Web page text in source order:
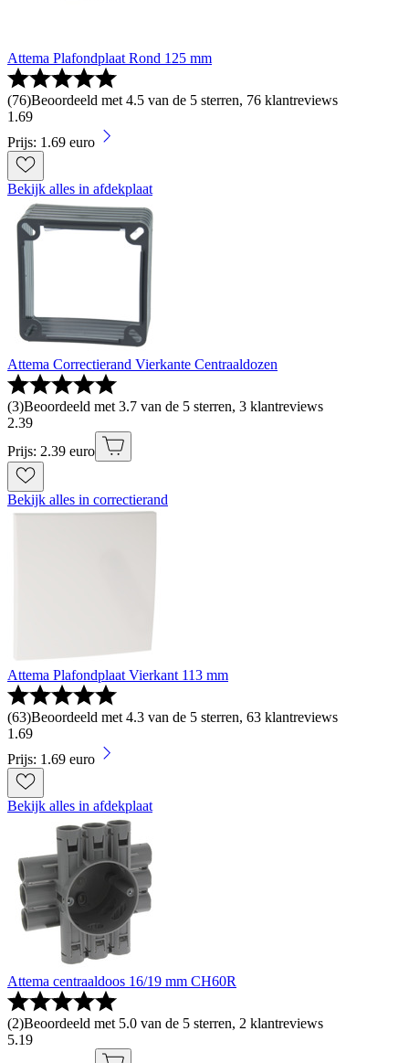
Attema Plafondplaat Rond 125 mm
(76)Beoordeeld met 4.5 van de 5 sterren, 76 klantreviews
1 .69
Prijs: 1.69 euro
Bekijk alles in afdekplaat
Attema Correctierand Vierkante Centraaldozen
(3)Beoordeeld met 3.7 van de 5 sterren, 3 klantreviews
2.39
Prijs: 2.39 euro
Bekijk alles in correctierand
Attema Plafondplaat Vierkant 113 mm
(63)Beoordeeld met 4.3 van de 5 sterren, 63 klantreviews
1 .69
Prijs: 1.69 euro
Bekijk alles in afdekplaat
Attema centraaldoos 16/19 mm CH60R
(2)Beoordeeld met 5.0 van de 5 sterren, 2 klantreviews
5.19